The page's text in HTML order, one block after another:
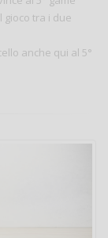
gioco tra i due
anche qui al 5°